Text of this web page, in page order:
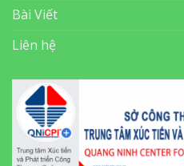
Bài Viết
Liên hệ